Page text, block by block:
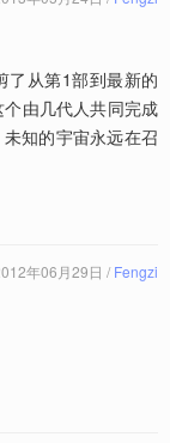
了从第1部到最新的
个由几代人共同完成
知的宇宙永远在召
年06月29日 / Fengzi